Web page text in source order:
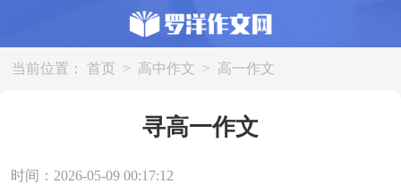
当前位置： 首页 > 高中作文 > 高一作文
寻高一作文
时间：2026-05-09 00:17:12